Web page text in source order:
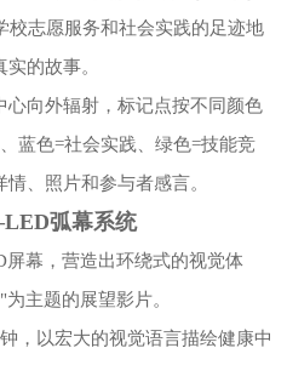
校志愿服务和社会实践的足迹地
的故事。
心向外辐射，标记点按不同颜色
蓝色=社会实践、绿色=技能竞
、照片和参与者感言。
弧幕系统
幕，营造出环绕式的视觉体
主题的展望影片。
，以宏大的视觉语言描绘健康中